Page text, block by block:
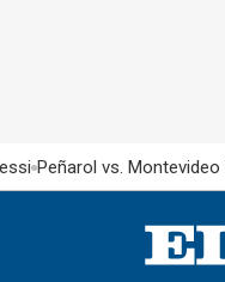
Peñarol vs. Montevideo